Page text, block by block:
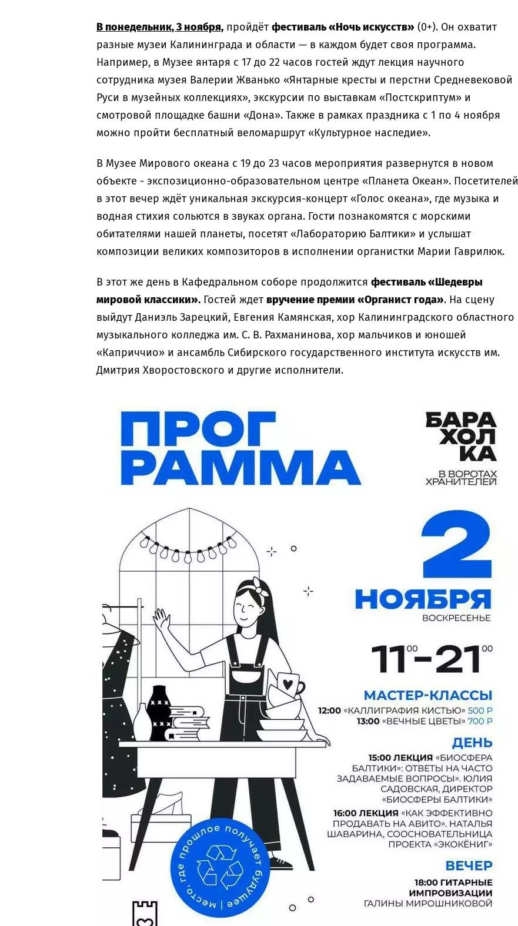
В понедельник, 3 ноября, пройдёт фестиваль «Ночь искусств» (0+). Он охватит
разные музеи Калининграда и области — в каждом будет своя программа.
Например, в Музее янтаря с 17 до 22 часов гостей ждут лекция научного
сотрудника музея Валерии Жванько «Янтарные кресты и перстни Средневековой
Руси в музейных коллекциях», экскурсии по выставкам «Постскриптум» и
смотровой площадке башни «Дона». Также в рамках праздника с 1 по 4 ноября
можно пройти бесплатный веломаршрут «Культурное наследие».
В Музее Мирового океана с 19 до 23 часов мероприятия развернутся в новом
объекте - экспозиционно-образовательном центре «Планета Океан». Посетителей
в этот вечер ждёт уникальная экскурсия-концерт «Голос океана», где музыка и
водная стихия сольются в звуках органа. Гости познакомятся с морскими
обитателями нашей планеты, посетят «Лабораторию Балтики» и услышат
композиции великих композиторов в исполнении органистки Марии Гаврилюк.
В этот же день в Кафедральном соборе продолжится фестиваль «Шедевры
мировой классики». Гостей ждет вручение премии «Органист года». На сцену
выйдут Даниэль Зарецкий, Евгения Камянская, хор Калининградского областного
музыкального колледжа им. С. В. Рахманинова, хор мальчиков и юношей
«Каприччио» и ансамбль Сибирского государственного института искусств им.
Дмитрия Хворостовского и другие исполнители.